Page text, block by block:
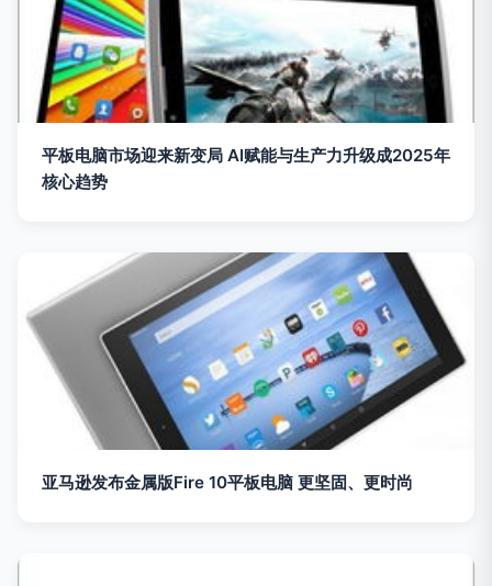
平板电脑市场迎来新变局 AI赋能与生产力升级成2025年
核心趋势
亚马逊发布金属版Fire 10平板电脑 更坚固、更时尚